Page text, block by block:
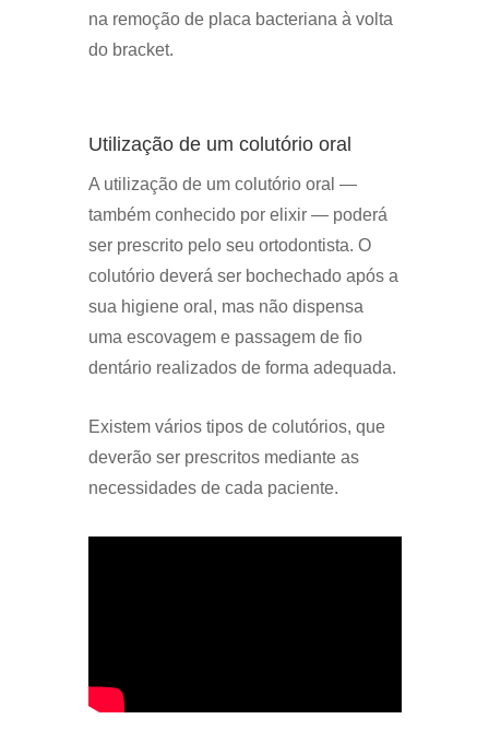
na remoção de placa bacteriana à volta
do bracket.
Utilização de um colutório oral
A utilização de um colutório oral —
também conhecido por elixir — poderá
ser prescrito pelo seu ortodontista. O
colutório deverá ser bochechado após a
sua higiene oral, mas não dispensa
uma escovagem e passagem de fio
dentário realizados de forma adequada.
Existem vários tipos de colutórios, que
deverão ser prescritos mediante as
necessidades de cada paciente.